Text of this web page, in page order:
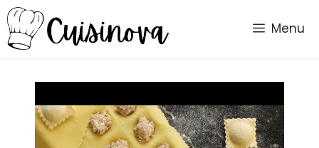
Vai
al
contenuto
Menu